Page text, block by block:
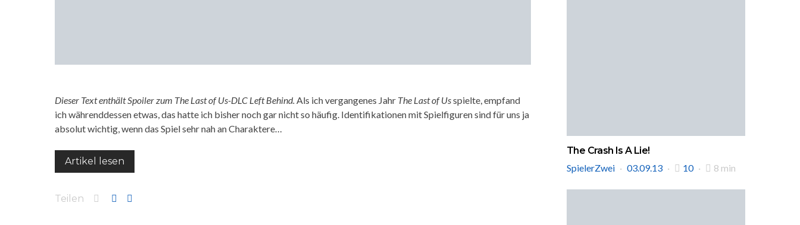
Dieser Text enthält Spoiler zum The Last of Us-DLC Left Behind.Als ich vergangenes Jahr The Last of Usspielte, empfand
ich währenddessen etwas, das hatte ich bisher noch gar nicht so häufig. Identifikationen mit Spielfiguren sind für uns ja
absolut wichtig, wenn das Spiel sehr nah an Charaktere…
Artikel lesen
Teilen
The Crash Is A Lie!
SpielerZwei
03.09.13 10 8 min